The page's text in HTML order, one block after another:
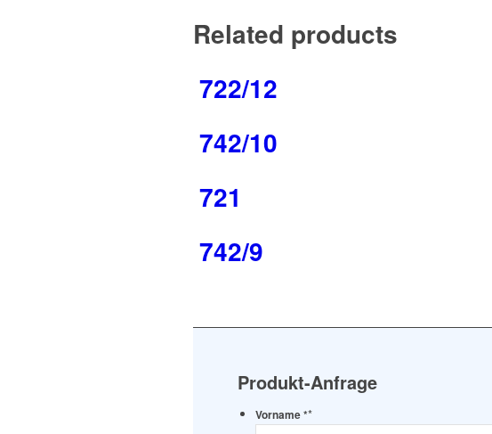
Related products
722/12
742/10
721
742/9
Produkt-Anfrage
Vorname **